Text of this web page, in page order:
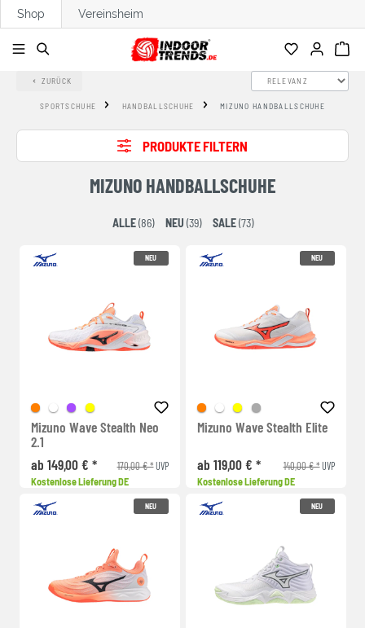
springen
Shop Vereinsheim
ZURÜCK
SPORTSCHUHE HANDBALLSCHUHE MIZUNO HANDBALLSCHUHE
PRODUKTE FILTERN
MIZUNO HANDBALLSCHUHE
ALLE(86) NEU (39) SALE(73)
NEU
Mizuno Wave Stealth Neo
2.1
ab 149,00 € *
170,00 € *UVP
Kostenlose Lieferung DE
NEU
Mizuno Wave Stealth Elite
ab 119,00 € * 140,00 € *UVP
Kostenlose Lieferung DE
NEU NEU